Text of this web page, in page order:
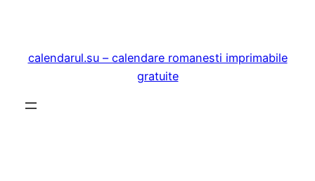
conținut
calendarul.su – calendare romanesti imprimabile
gratuite